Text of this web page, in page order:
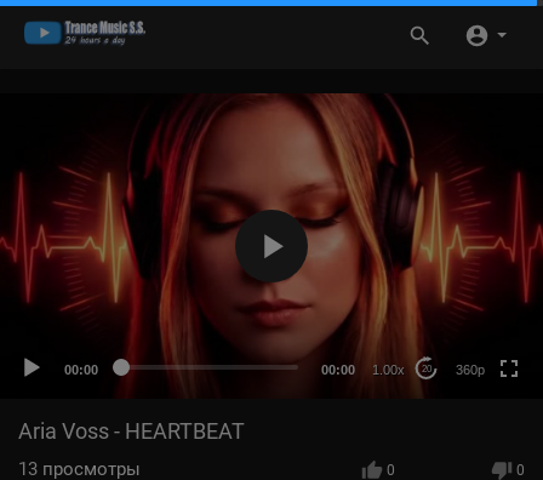
00:00 00:00 1.00x 20 360p
360p
auto
Aria Voss - HEARTBEAT
0 0
13 просмотры